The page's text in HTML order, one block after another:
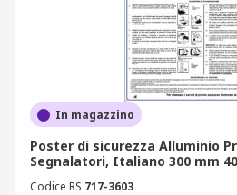
In magazzino
Poster di sicurezza Alluminio
Segnalatori, Italiano 300 mm
Codice RS 717-3603